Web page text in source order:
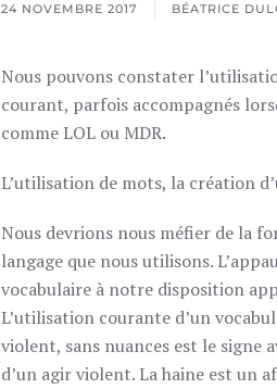
24 NOVEMBRE 2017 BÉATRICE
Nous pouvons constater
courant, parfois accompagnés
comme LOL ou MDR.
L’utilisation de mots, la création
Nous devrions nous méfier de la
langage que nous utilisons.
vocabulaire à notre disposition
L’utilisation courante d’un
violent, sans nuances est le signe
d’un agir violent. La haine est un